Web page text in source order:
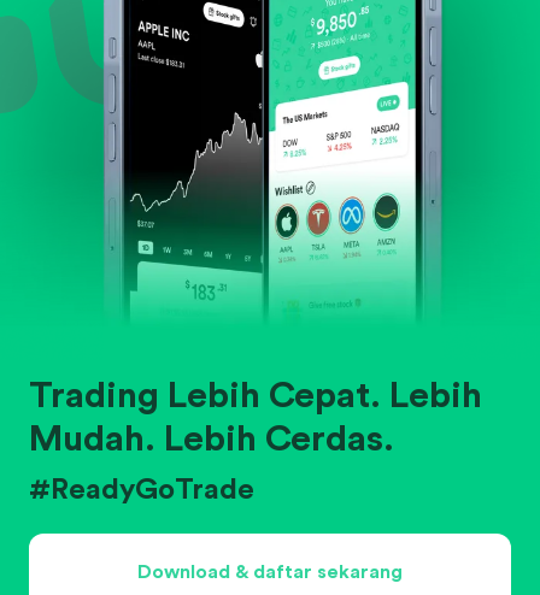
Trading Lebih Cepat. Lebih
Mudah. Lebih Cerdas.
#ReadyGoTrade
Download & daftar sekarang